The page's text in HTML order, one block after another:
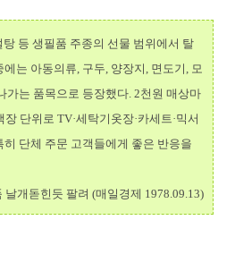
탕 등 생필품 주종의 선물 범위에서 탈
는 아동의류, 구두, 양장지, 면도기, 모
가는 품목으로 등장했다. 2천원 매상마
단위로 TV·세탁기옷장·카세트·믹서
단체 주문 고객들에게 좋은 반응을
날개돋힌듯 팔려 (매일경제 1978.09.13)